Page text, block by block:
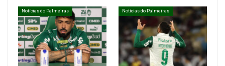
Notícias do Palmeiras Notícias do Palmeiras